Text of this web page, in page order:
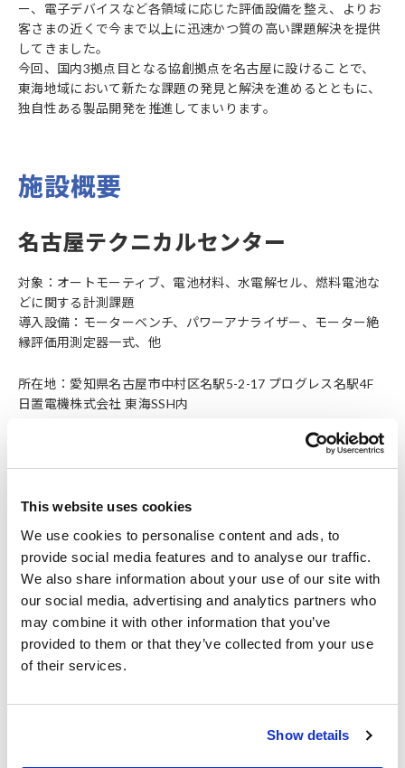
This website uses cookies
We use cookies to personalise content and ads, to
provide social media features and to analyse our traffic.
We also share information about your use of our site with
our social media, advertising and analytics partners who
may combine it with other information that you’ve
provided to them or that they’ve collected from your use
of their services.
Show details
ー、電子デバイスなど各領域に応じた評価設備を整え、よりお
客さまの近くで今まで以上に迅速かつ質の高い課題解決を提供
してきました。
今回、国内3拠点目となる協創拠点を名古屋に設けることで、
東海地域において新たな課題の発見と解決を進めるとともに、
独自性ある製品開発を推進してまいります。
施設概要
名古屋テクニカルセンター
対象：オートモーティブ、電池材料、水電解セル、燃料電池な
どに関する計測課題
導入設備：モーターベンチ、パワーアナライザー、モーター絶
縁評価用測定器一式、他
所在地：愛知県名古屋市中村区名駅5-2-17 プログレス名駅4F
日置電機株式会社 東海SSH内
施設
導入設備